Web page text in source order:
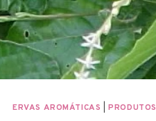
ERVAS AROMÁTICAS |PRODUTOS